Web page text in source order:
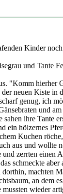
Kinder
und Tante
"Komm hierher
neuen Kiste in
genug, ich
und
ihre Tante
ein hölzernes
Kuchen
aus und wollte
zerrten einen
schmeckte aber
machten
an dem
wieder